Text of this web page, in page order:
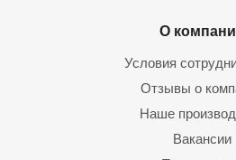
О
Условия
Отзывы о
Наше
Вакансии